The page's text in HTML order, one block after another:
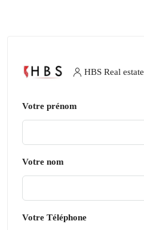
HBS Real estate
Votre prénom
Votre nom
Votre Téléphone